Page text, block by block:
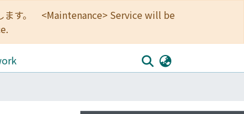
ます。 <Maintenance> Service will be